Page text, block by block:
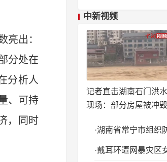
出：
分处在
分析人
、可持
，同时
中新视频
记者直击湖南石门洪水
现场：部分房屋被冲毁
湖南省常宁市组织
戴耳环遭网暴灾区